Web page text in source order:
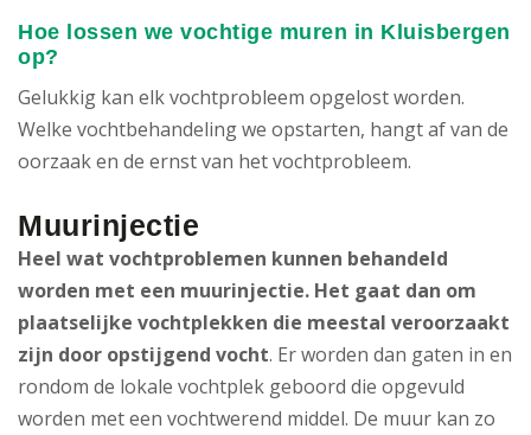
Hoe lossen we vochtige muren in Kluisbergen
op?
Gelukkig kan elk vochtprobleem opgelost worden.
Welke vochtbehandeling we opstarten, hangt af van de
oorzaak en de ernst van het vochtprobleem.
Muurinjectie
Heel wat vochtproblemen kunnen behandeld
worden met een muurinjectie. Het gaat dan om
plaatselijke vochtplekken die meestal veroorzaakt
zijn door opstijgend vocht. Er worden dan gaten in en
rondom de lokale vochtplek geboord die opgevuld
worden met een vochtwerend middel. De muur kan zo